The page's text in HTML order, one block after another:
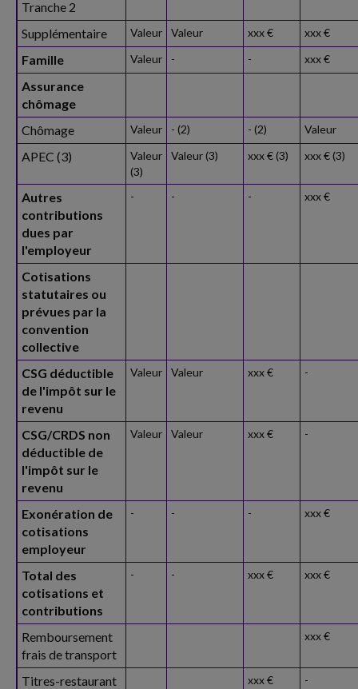
Tranche 2
Supplémentaire
Valeur Valeur xxx € xxx €
Famille Valeur - - xxx €
Assurance
chômage
Chômage
Valeur - (2) - (2) Valeur
APEC (3)
Valeur
(3)
Valeur (3) xxx € (3) xxx € (3)
Autres
contributions
dues par
l'employeur
- - - xxx €
Cotisations
statutaires ou
prévues par la
convention
collective
CSG déductible
de l'impôt sur le
revenu
Valeur Valeur xxx € -
CSG/CRDS non
déductible de
l'impôt sur le
revenu
Valeur Valeur xxx € -
Exonération de
cotisations
employeur
- - - xxx €
Total des
cotisations et
contributions
- - xxx € xxx €
Remboursement
frais de transport
xxx €
Titres-restaurant
xxx € -